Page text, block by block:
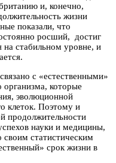
и, конечно,
жизни
показали, что
росший, достиг
на стабильном уровне, и
с «естественными»
которые
эволюционной
клеток. Поэтому и
продолжительности
науки и медицины,
статистическим
срок жизни в